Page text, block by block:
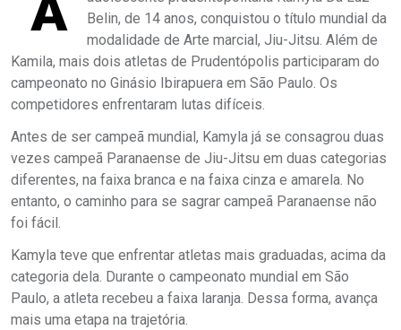
Belin, de 14 anos, conquistou o título mundial da
modalidade de Arte marcial, Jiu-Jitsu. Além de
Kamila, mais dois atletas de Prudentópolis participaram do
campeonato no Ginásio Ibirapuera em São Paulo. Os
competidores enfrentaram lutas difíceis.
Antes de ser campeã mundial, Kamyla já se consagrou duas
vezes campeã Paranaense de Jiu-Jitsu em duas categorias
diferentes, na faixa branca e na faixa cinza e amarela. No
entanto, o caminho para se sagrar campeã Paranaense não
foi fácil.
Kamyla teve que enfrentar atletas mais graduadas, acima da
categoria dela. Durante o campeonato mundial em São
Paulo, a atleta recebeu a faixa laranja. Dessa forma, avança
mais uma etapa na trajetória.